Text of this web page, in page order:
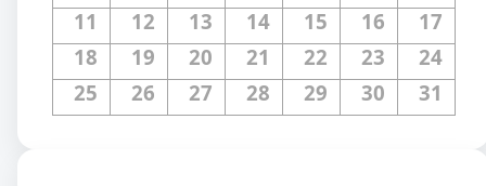
11
12 13 14 15 16
17
18
19 20 21 22 23
24
25
26 27 28 29 30 31